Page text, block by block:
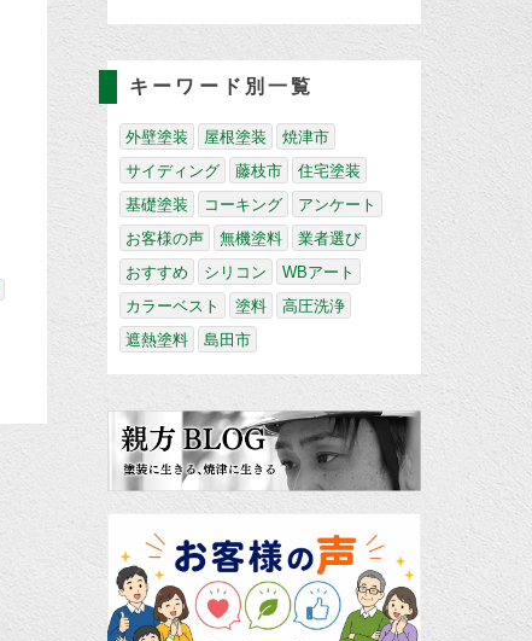
キーワード別一覧
外壁塗装 屋根塗装
焼津市
サイディング
藤枝市
住宅塗装
基礎塗装
コーキング
アンケート
お客様の声
無機塗料
業者選び
おすすめ
シリコン
WBアート
カラーベスト
塗料
高圧洗浄
遮熱塗料
島田市